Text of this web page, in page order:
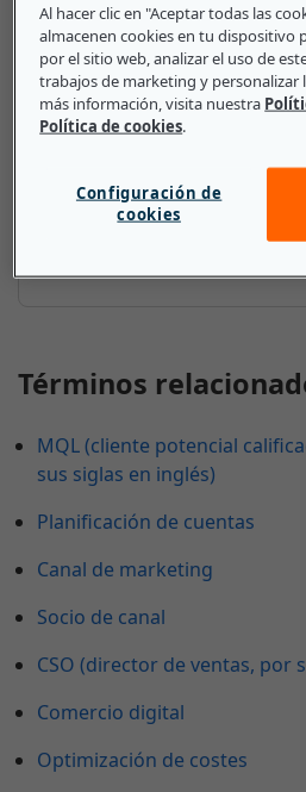
y medianas
Canal de marketing
La comunicación a través de
las más pequeñas. Las pymes
canal o combinación de
a sus clientes y comunicar los
Términos
MQL (cliente potencial
sus siglas en inglés)
Planificación de cuentas
Canal de marketing
Socio de canal
CSO (director de ventas, por
Comercio digital
Optimización de costes
Al hacer clic en "Aceptar todas las
almacenen cookies en tu dispositivo
por el sitio web, analizar el uso de
trabajos de marketing y personalizar
más información, visita nuestra
Política de cookies.
Configuración de
cookies